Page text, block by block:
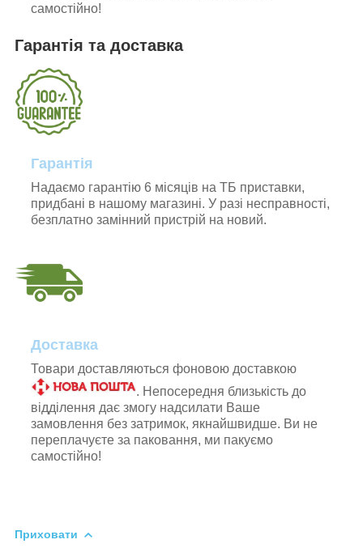
самостійно!
Гарантія та доставка
Гарантія
Надаємо гарантію 6 місяців на ТБ приставки,
придбані в нашому магазині. У разі несправності,
безплатно замінний пристрій на новий.
Доставка
Товари доставляються фоновою доставкою
. Непосередня близькість до
відділення дає змогу надсилати Ваше
замовлення без затримок, якнайшвидше. Ви не
переплачуєте за паковання, ми пакуємо
самостійно!
Приховати